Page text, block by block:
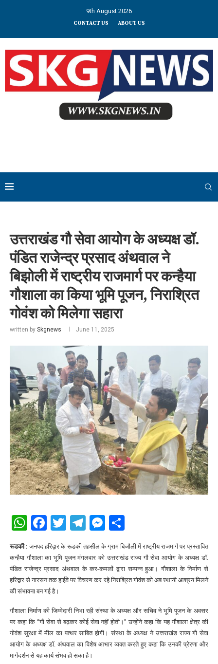
9th August 2026
CONTACT US ABOUT US
उत्तराखंड गौ सेवा आयोग के अध्यक्ष डॉ.
पंडित राजेन्द्र प्रसाद अंथवाल ने
बिझोली में राष्ट्रीय राजमार्ग पर कन्हैया
गौशाला का किया भूमि पूजन, निराश्रित
गोवंश को मिलेगा सहारा
written by Skgnews June 11, 2025
WhatsApp
Facebook
Twitter
Telegram
Messenger
रूडकी : जनपद हरिद्वार के रूडकी तहसील के ग्राम बिजौली में राष्ट्रीय राजमार्ग पर प्रस्तावित
कन्हैया गौशाला का भूमि पूजन मंगलवार को उत्तराखंड राज्य गौ सेवा आयोग के अध्यक्ष डॉ.
पंडित राजेन्द्र प्रसाद अंथवाल के कर-कमलों द्वारा सम्पन्न हुआ। गौशाला के निर्माण से
हरिद्वार से नारसन तक हाईवे पर विचरण कर रहे निराश्रित गोवंश को अब स्थायी आश्रय मिलने
की संभावना बन गई है।
गौशाला निर्माण की जिम्मेदारी निभा रही संस्था के अध्यक्ष और सचिव ने भूमि पूजन के अवसर
पर कहा कि “गौ सेवा से बढ़कर कोई सेवा नहीं होती।” उन्होंने कहा कि यह गौशाला क्षेत्र की
गोवंश सुरक्षा में मील का पत्थर साबित होगी। संस्था के अध्यक्ष ने उत्तराखंड राज्य गौ सेवा
आयोग के अध्यक्ष डॉ. अंथवाल का विशेष आभार व्यक्त करते हुए कहा कि उनकी प्रेरणा और
मार्गदर्शन से यह कार्य संभव हो सका है।